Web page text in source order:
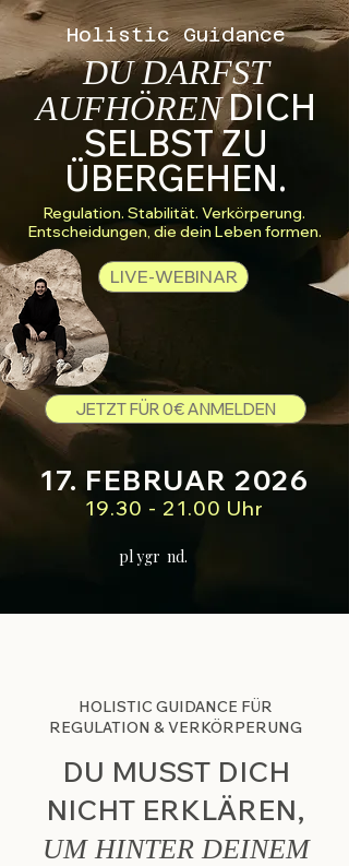
DU DARFST
AUFHÖRENDICH
SELBST ZU
ÜBERGEHEN.
HolisticGuidance
JETZT FÜR 0€ ANMELDEN
pl ygr nd.
17. FEBRUAR 2026
19.30 - 21.00 Uhr
Regulation. Stabilität. Verkörperung.
Entscheidungen, die dein Leben formen.
LIVE-WEBINAR
HOLISTIC GUIDANCE FÜR
REGULATION & VERKÖRPERUNG
DU MUSST DICH
NICHT ERKLÄREN,
UM HINTER DEINEM